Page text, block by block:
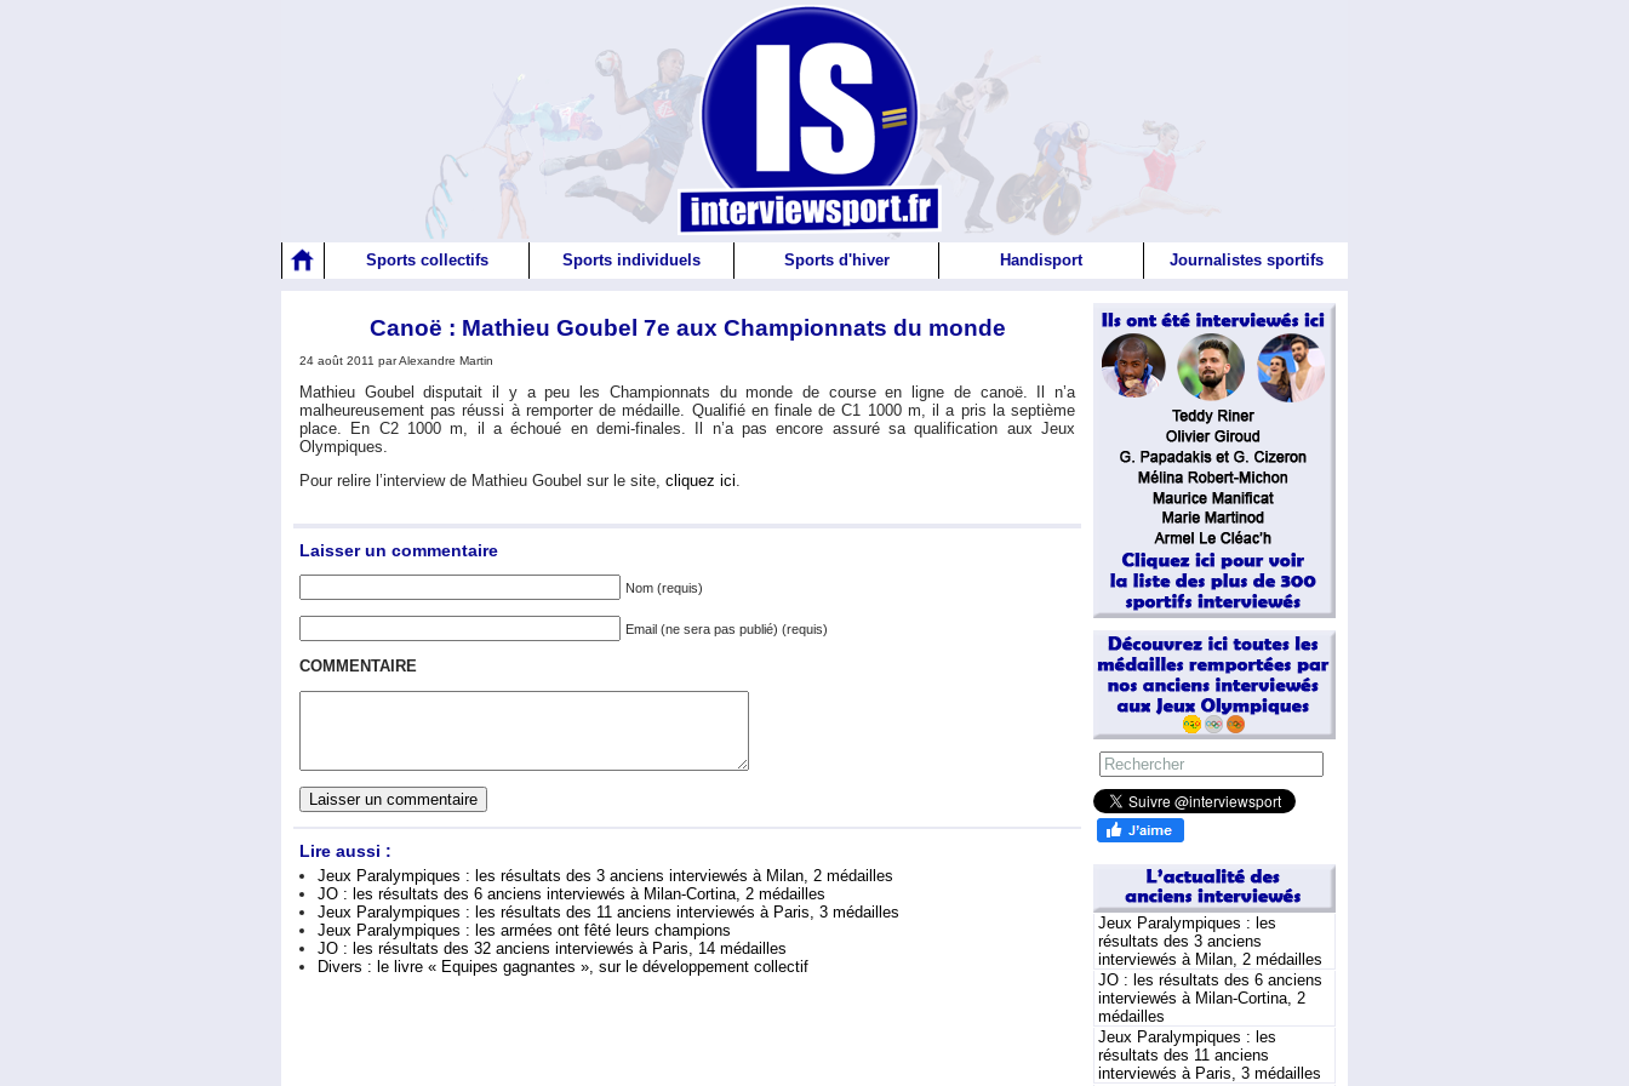
Sports collectifs Sports individuels Sports d'hiver Handisport Journalistes sportifs
Canoë : Mathieu Goubel 7e aux Championnats du monde
24 août 2011 par Alexandre Martin
Mathieu Goubel disputait il y a peu les Championnats du monde de course en ligne de canoë. Il n’a
malheureusement pas réussi à remporter de médaille. Qualifié en finale de C1 1000 m, il a pris la septième
place. En C2 1000 m, il a échoué en demi-finales. Il n’a pas encore assuré sa qualification aux Jeux
Olympiques.
Pour relire l’interview de Mathieu Goubel sur le site, cliquez ici
Laisser un commentaire
Nom (requis)
Email (ne sera pas publié) (requis)
COMMENTAIRE
Lire aussi :
Jeux Paralympiques : les résultats des 3 anciens interviewés à Milan, 2 médailles
JO : les résultats des 6 anciens interviewés à Milan-Cortina, 2 médailles
Jeux Paralympiques : les résultats des 11 anciens interviewés à Paris, 3 médailles
Jeux Paralympiques : les armées ont fêté leurs champions
JO : les résultats des 32 anciens interviewés à Paris, 14 médailles
Divers : le livre « Equipes gagnantes », sur le développement collectif
Jeux Paralympiques : les
résultats des 3 anciens
interviewés à Milan, 2 médailles
JO : les résultats des 6 anciens
interviewés à Milan-Cortina, 2
médailles
Jeux Paralympiques : les
résultats des 11 anciens
interviewés à Paris, 3 médailles